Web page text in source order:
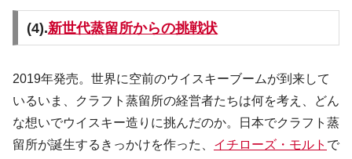
(4).新世代蒸留所からの挑戦状
2019年発売。世界に空前のウイスキーブームが到来して
いるいま、クラフト蒸留所の経営者たちは何を考え、どん
な想いでウイスキー造りに挑んだのか。日本でクラフト蒸
留所が誕生するきっかけを作った、 イチローズ・モルト で